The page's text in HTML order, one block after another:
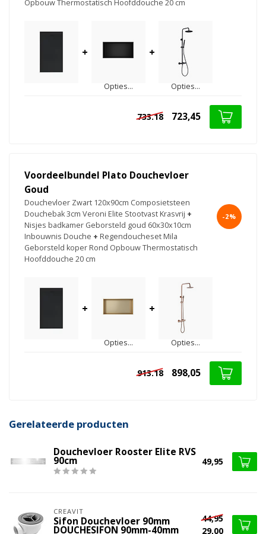
Opbouw Thermostatisch Hoofddouche 20 cm
+
Opties...
+
Opties...
733.18 723,45
Voordeelbundel Plato Douchevloer
Goud
Douchevloer Zwart 120x90cm Composietsteen
Douchebak 3cm Veroni Elite Stootvast Krasvrij +
Nisjes badkamer Geborsteld goud 60x30x10cm
Inbouwnis Douche + Regendoucheset Mila
Geborsteld koper Rond Opbouw Thermostatisch
Hoofddouche 20 cm
-2%
+
Opties...
+
Opties...
913.18 898,05
Gerelateerde producten
Douchevloer Rooster Elite RVS
90cm 49,95
CREAVIT
Sifon Douchevloer 90mm
DOUCHESIFON 90mm-40mm
44,95
29,00